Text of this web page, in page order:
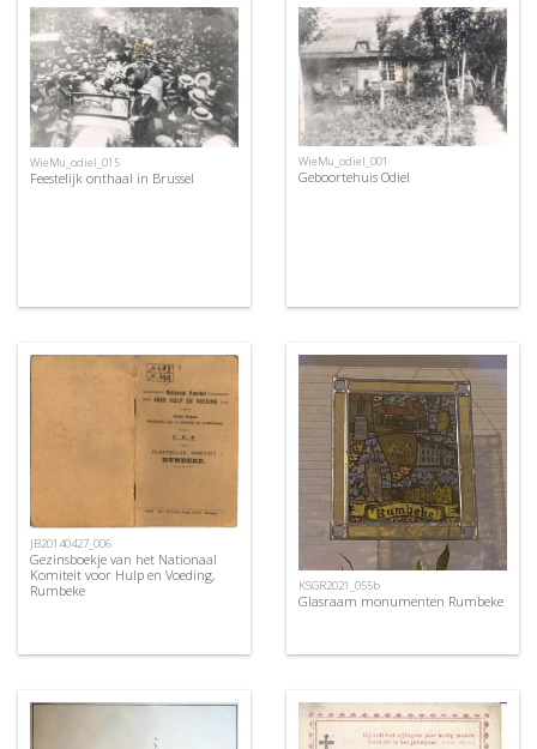
WieMu_odiel_015
Feestelijk onthaal in Brussel
WieMu_odiel_001
Geboortehuis Odiel
JB20140427_006
Gezinsboekje van het Nationaal
Komiteit voor Hulp en Voeding,
Rumbeke
KSGR2021_055b
Glasraam monumenten Rumbeke